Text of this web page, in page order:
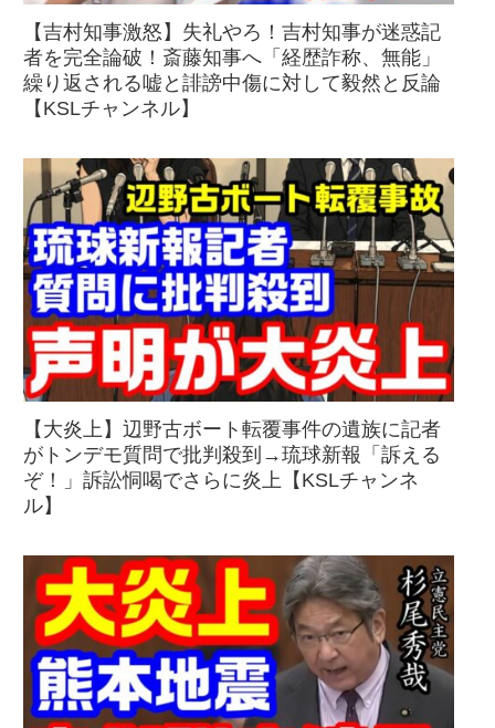
【吉村知事激怒】失礼やろ！吉村知事が迷惑記
者を完全論破！斎藤知事へ「経歴詐称、無能」
繰り返される嘘と誹謗中傷に対して毅然と反論
【KSLチャンネル】
【大炎上】辺野古ボート転覆事件の遺族に記者
がトンデモ質問で批判殺到→琉球新報「訴える
ぞ！」訴訟恫喝でさらに炎上【KSLチャンネ
ル】